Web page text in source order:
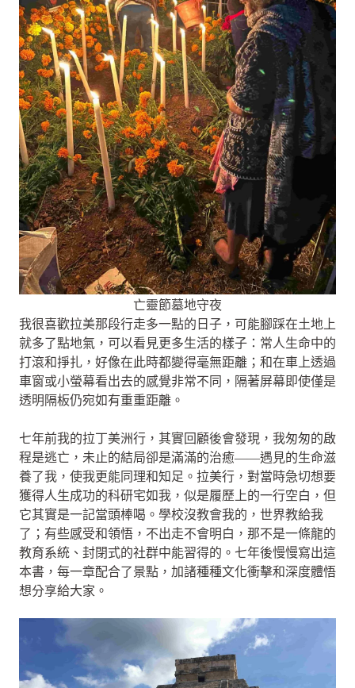
亡靈節墓地守夜
我很喜歡拉美那段行走多一點的日子，可能腳踩在土地上
就多了點地氣，可以看見更多生活的樣子：常人生命中的
打滾和掙扎，好像在此時都變得毫無距離；和在車上透過
車窗或小螢幕看出去的感覺非常不同，隔著屏幕即使僅是
透明隔板仍宛如有重重距離。
七年前我的拉丁美洲行，其實回顧後會發現，我匆匆的啟
程是逃亡，未止的結局卻是滿滿的治癒——遇見的生命滋
養了我，使我更能同理和知足。拉美行，對當時急切想要
獲得人生成功的科研宅如我，似是履歷上的一行空白，但
它其實是一記當頭棒喝。學校沒教會我的，世界教給我
了；有些感受和領悟，不出走不會明白，那不是一條龍的
教育系統、封閉式的社群中能習得的。七年後慢慢寫出這
本書，每一章配合了景點，加諸種種文化衝擊和深度體悟
想分享給大家。